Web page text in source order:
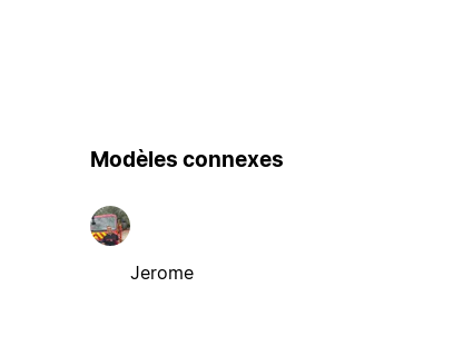
Modèles connexes
Jerome